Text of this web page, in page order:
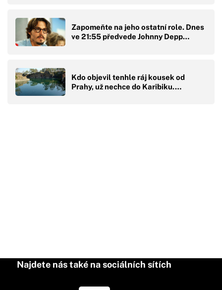
Zapomeňte na jeho ostatní role. Dnes
ve 21:55 předvede Johnny Depp…
Kdo objevil tenhle ráj kousek od
Prahy, už nechce do Karibiku.…
Najdete nás také na sociálních sítích